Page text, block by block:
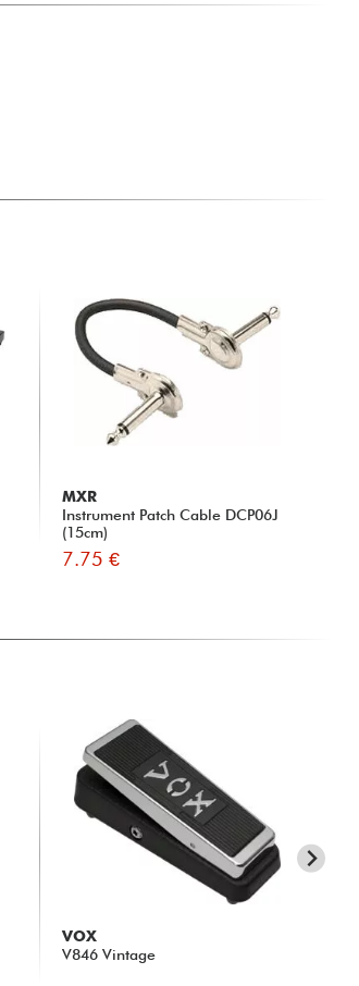
MXR
Instrument Patch Cable DCP06J
(15cm)
7.75 €
VOX
V846 Vintage